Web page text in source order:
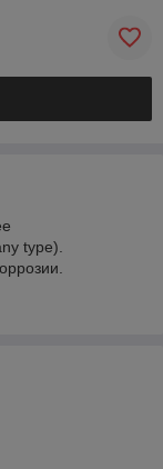
type).